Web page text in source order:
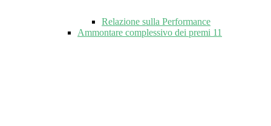
Relazione sulla Performance
Ammontare complessivo dei premi 11